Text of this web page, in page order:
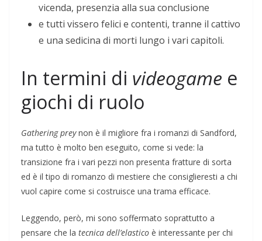
vicenda, presenzia alla sua conclusione
e tutti vissero felici e contenti, tranne il cattivo
e una sedicina di morti lungo i vari capitoli.
In termini di videogame e
giochi di ruolo
Gathering preynon è il migliore fra i romanzi di Sandford,
ma tutto è molto ben eseguito, come si vede: la
transizione fra i vari pezzi non presenta fratture di sorta
ed è il tipo di romanzo di mestiere che consiglieresti a chi
vuol capire come si costruisce una trama efficace.
Leggendo, però, mi sono soffermato soprattutto a
pensare che la tecnica dell’elastico è interessante per chi